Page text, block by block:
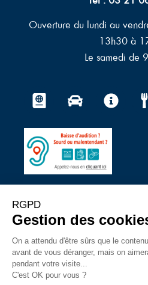
Ouverture du lundi au
13h30 à
Le samedi de
© 2023 – Ville du Touquet- Mentions légales–